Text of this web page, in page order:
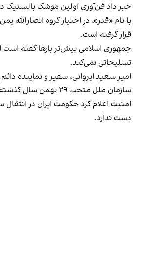
خبر دادفن‌آوری اولین موشک بالستیک
با نام «قدر»، در اختیار گروه انصار‌الله
قرار گرفته است.
جمهوری اسلامی پیش‌تر بارها گفته است
تسلیحاتی نمی‌کند.
امیر سعید ایروانی، سفیر و نماینده
سازمان ملل متحد، ۲۹
امنیت اعلام کرد حکومت ایران در
دست ندارد.